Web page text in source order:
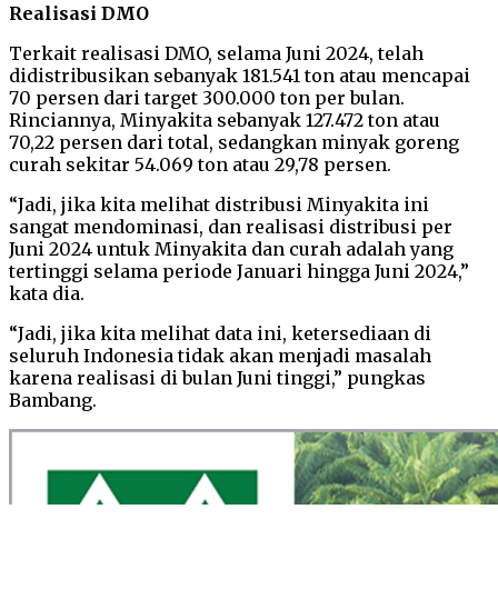
Realisasi DMO
Terkait realisasi DMO, selama Juni 2024, telah
didistribusikan sebanyak 181.541 ton atau mencapai
70 persen dari target 300.000 ton per bulan.
Rinciannya, Minyakita sebanyak 127.472 ton atau
70,22 persen dari total, sedangkan minyak goreng
curah sekitar 54.069 ton atau 29,78 persen.
“Jadi, jika kita melihat distribusi Minyakita ini
sangat mendominasi, dan realisasi distribusi per
Juni 2024 untuk Minyakita dan curah adalah yang
tertinggi selama periode Januari hingga Juni 2024,”
kata dia.
“Jadi, jika kita melihat data ini, ketersediaan di
seluruh Indonesia tidak akan menjadi masalah
karena realisasi di bulan Juni tinggi,” pungkas
Bambang.